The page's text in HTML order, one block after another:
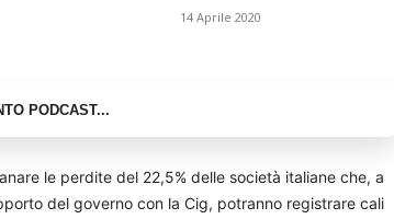
14 Aprile 2020
le perdite del 22,5% delle società italiane che, a
del governo con la Cig, potranno registrare cali